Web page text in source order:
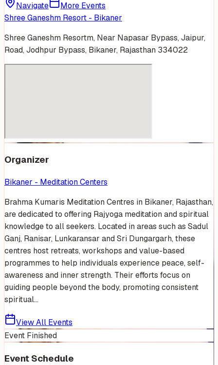
Navigate
More Events
Shree Ganeshm Resort - Bikaner
Shree Ganeshm Resortm, Near Napasar Bypass, Jaipur,
Road, Jodhpur Bypass, Bikaner, Rajasthan 334022
Organizer
Bikaner - Meditation Centers
Brahma Kumaris Meditation Centres in Bikaner, Rajasthan,
are dedicated to offering Rajyoga meditation and spiritual
knowledge to all seekers. Located in areas such as Sadul
Ganj, Ranisar, Lunkaransar and Sri Dungargarh, these
centres host retreats, workshops and value-based
programmes to help individuals experience peace, self-
awareness and inner strength. Their efforts focus on
guiding people beyond the body, promoting consistent
spiritual...
View All Events
Event Finished
Event Schedule